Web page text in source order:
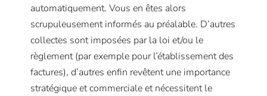
automatiquement. Vous en êtes alors
scrupuleusement informés au préalable. D’autres
collectes sont imposées par la loi et/ou le
règlement (par exemple pour l’établissement des
factures), d’autres enfin revêtent une importance
stratégique et commerciale et nécessitent le